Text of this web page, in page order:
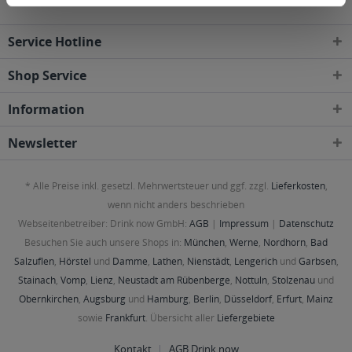
Service Hotline
Shop Service
Information
Newsletter
* Alle Preise inkl. gesetzl. Mehrwertsteuer und ggf. zzgl. Lieferkosten,
wenn nicht anders beschrieben
Webseitenbetreiber: Drink now GmbH: AGB | Impressum | Datenschutz
Besuchen Sie auch unsere Shops in: München, Werne, Nordhorn, Bad
Salzuflen, Hörstel und Damme, Lathen, Nienstädt, Lengerichund Garbsen,
Stainach, Vomp, Lienz, Neustadt am Rübenberge, Nottuln, Stolzenau und
Obernkirchen, Augsburg und Hamburg, Berlin, Düsseldorf, Erfurt, Mainz
sowie Frankfurt. Übersicht aller Liefergebiete
Kontakt AGB Drink now